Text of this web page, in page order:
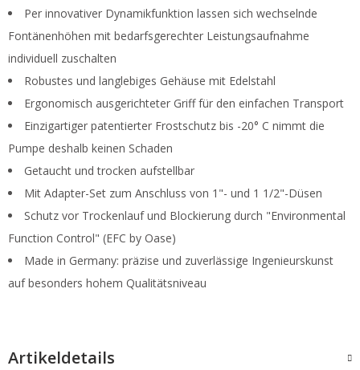
Per innovativer Dynamikfunktion lassen sich wechselnde
Fontänenhöhen mit bedarfsgerechter Leistungsaufnahme
individuell zuschalten
Robustes und langlebiges Gehäuse mit Edelstahl
Ergonomisch ausgerichteter Griff für den einfachen Transport
Einzigartiger patentierter Frostschutz bis -20° C nimmt die
Pumpe deshalb keinen Schaden
Getaucht und trocken aufstellbar
Mit Adapter-Set zum Anschluss von 1"- und 1 1/2"-Düsen
Schutz vor Trockenlauf und Blockierung durch "Environmental
Function Control" (EFC by Oase)
Made in Germany: präzise und zuverlässige Ingenieurskunst
auf besonders hohem Qualitätsniveau
Artikeldetails